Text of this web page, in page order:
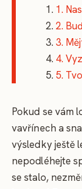
1.
2.
3.
4.
5.
Pokud se vám
vavřínech a
výsledky ještě
nepodléhejte
se stalo,